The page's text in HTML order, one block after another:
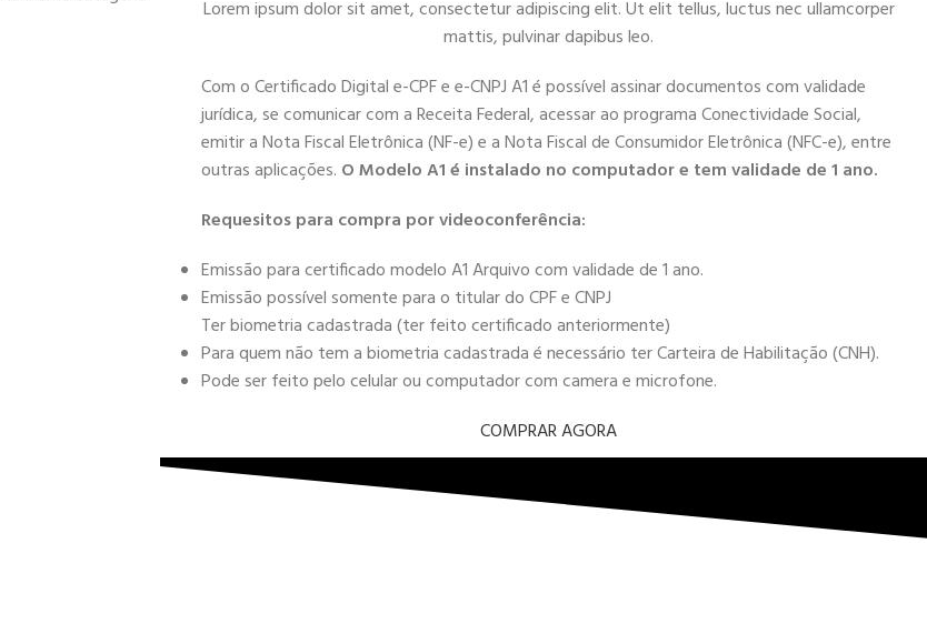
Lorem ipsum dolor sit amet, consectetur adipiscing elit. Ut elit tellus, luctus nec ullamcorper
mattis, pulvinar dapibus leo.
Com o Certificado Digital e-CPF e e-CNPJ A1 é possível assinar documentos com validade
jurídica, se comunicar com a Receita Federal, acessar ao programa Conectividade Social,
emitir a Nota Fiscal Eletrônica (NF-e) e a Nota Fiscal de Consumidor Eletrônica (NFC-e), entre
outras aplicações. O Modelo A1 é instalado no computador e tem validade de 1 ano.
Requesitos para compra por videoconferência:
Emissão para certificado modelo A1 Arquivo com validade de 1 ano.
Emissão possível somente para o titular do CPF e CNPJ
Ter biometria cadastrada (ter feito certificado anteriormente)
Para quem não tem a biometria cadastrada é necessário ter Carteira de Habilitação (CNH).
Pode ser feito pelo celular ou computador com camera e microfone.
COMPRAR AGORA